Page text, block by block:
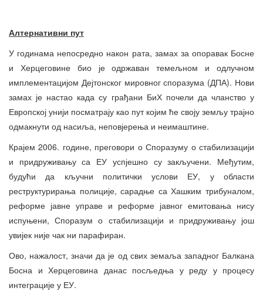
Алтернативни пут
У годинама непосредно након рата, замах за опоравак Босне
и Херцеговине био је одржаван темељном и одлучном
имплементацијом Дејтонског мировног споразума (ДПА). Нови
замах је настао када су грађани БиХ почели да чланство у
Европској унији посматрају као пут којим ће своју земљу трајно
одмакнути од насиља, неповјерења и неимаштине.
Крајем 2006. године, преговори о Споразуму о стабилизацији
и придруживању са ЕУ успјешно су закључени. Међутим,
будући да кључни политички услови ЕУ, у области
реструктурирања полиције, сарадње са Хашким трибуналом,
реформе јавне управе и реформе јавног емитовања нису
испуњени, Споразум о стабилизацији и придруживању још
увијек није чак ни парафиран.
Ово, нажалост, значи да је од свих земаља западног Балкана
Босна и Херцеговина данас посљедња у реду у процесу
интеграције у ЕУ.